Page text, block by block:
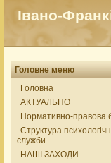
Івано-
Головне меню
Головна
АКТУАЛЬНО
Нормативно-правова
Структура
служби
НАШІ ЗАХОДИ